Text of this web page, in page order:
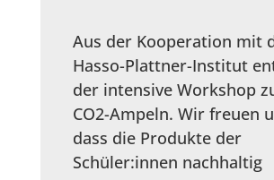
Aus der Kooperation mit
Hasso-Plattner-Institut
der intensive Workshop
CO2-Ampeln. Wir freuen
dass die Produkte der
Schüler:innen nachhaltig